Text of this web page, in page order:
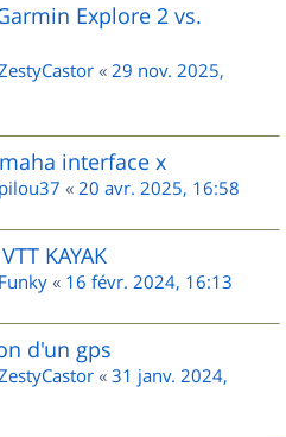
Explore 2 vs.
« 29 nov. 2025,
interface x
pilou37 « 20 avr. 2025, 16:58
KAYAK
Funky « 16 févr. 2024, 16:13
d'un gps
« 31 janv. 2024,